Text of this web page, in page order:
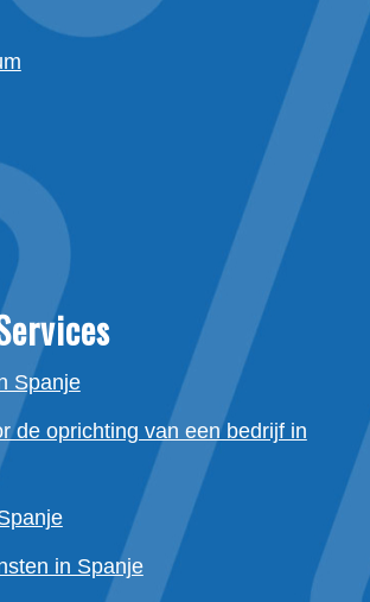
Spanje
de oprichting van een bedrijf in
in Spanje